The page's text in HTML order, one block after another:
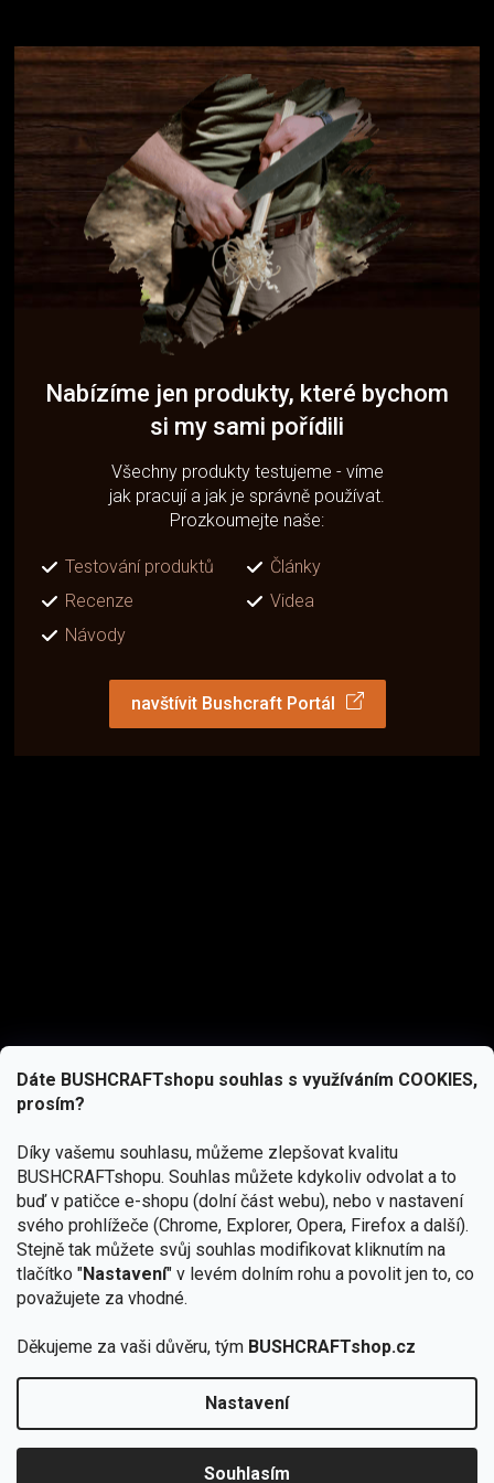
Dáte BUSHCRAFTshopu souhlas s využíváním COOKIES,
prosím?
Díky vašemu souhlasu, můžeme zlepšovat kvalitu
BUSHCRAFTshopu. Souhlas můžete kdykoliv odvolat a to
buď v patičce e-shopu (dolní část webu), nebo v nastavení
svého prohlížeče (Chrome, Explorer, Opera, Firefox a další).
Stejně tak můžete svůj souhlas modifikovat kliknutím na
tlačítko "Nastavení" v levém dolním rohu a povolit jen to, co
považujete za vhodné.
Děkujeme za vaši důvěru, tým BUSHCRAFTshop.cz
Nastavení
Souhlasím
zapojte se do slosování o kurz s
Nabízíme jen produkty, které bychom
si my sami pořídili
Všechny produkty testujeme - víme
jak pracují a jak je správně používat.
Prozkoumejte naše:
Testování produktů
Články
Recenze
Videa
Návody
navštívit Bushcraft Portál
podmínkami ochrany osobních údajů
Copyright 2026BUSHCRAFTshop.cz. Všechna práva
vyhrazena.Upravit nastavení cookies